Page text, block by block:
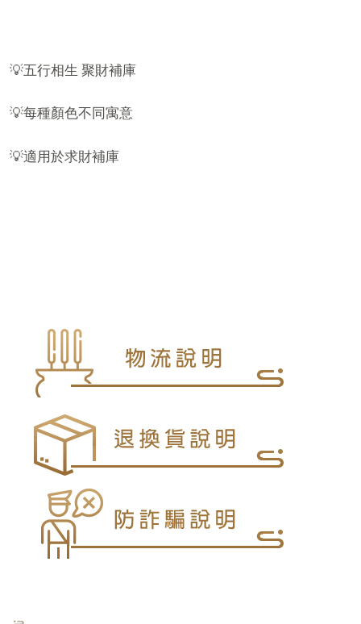
💡五行相生 聚財補庫
💡每種顏色不同寓意
💡適用於求財補庫